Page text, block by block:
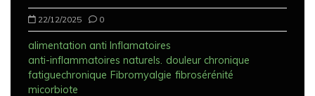
22/12/2025 0
alimentation anti Inflamatoires
anti-inflammatoires naturels. douleur chronique
fatiguechronique Fibromyalgie fibrosérénité
micorbiote